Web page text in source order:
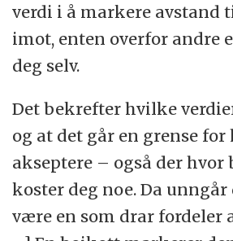
verdi i å markere avstand
imot, enten overfor andre
deg selv.
Det bekrefter hvilke
og at det går en grense for
akseptere – også der hvor
koster deg noe. Da
være en som drar fordeler